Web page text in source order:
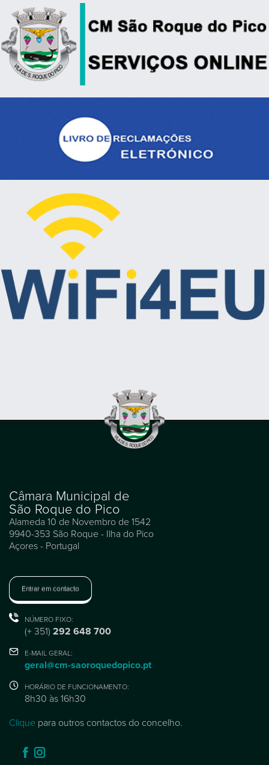
Câmara Municipal de
São Roque do Pico
Alameda 10 de Novembro de 1542
9940-353 São Roque - Ilha do Pico
Açores - Portugal
Entrar em contacto
NÚMERO FIXO:
(+ 351) 292 648 700
E-MAIL GERAL:
geral@cm-saoroquedopico.pt
HORÁRIO DE FUNCIONAMENTO:
8h30 às 16h30
Clique para outros contactos do concelho.